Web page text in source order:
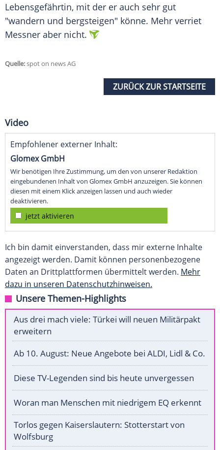
Lebensgefährtin, mit der er auch sehr gut
"wandern und bergsteigen" könne. Mehr verriet
Messner aber nicht.
Quelle:spot on news AG
ZURÜCK ZUR STARTSEITE
Video
Empfohlener externer Inhalt:
Glomex GmbH
Wir benötigen Ihre Zustimmung, um den von unserer Redaktion
eingebundenen Inhalt von Glomex GmbH anzuzeigen. Sie können
diesen mit einem Klick anzeigen lassen und auch wieder
deaktivieren.
jetzt aktivieren
Ich bin damit einverstanden, dass mir externe Inhalte
angezeigt werden. Damit können personenbezogene
Daten an Drittplattformen übermittelt werden. Mehr
dazu in unseren Datenschutzhinweisen.
Unsere Themen-Highlights
Aus drei mach viele: Türkei will neuen Militärpakt
erweitern
Ab 10. August: Neue Angebote bei ALDI, Lidl & Co.
Diese TV-Legenden sind bis heute unvergessen
Woran man Menschen mit niedrigem EQ erkennt
Torlos gegen Kaiserslautern: Stotterstart von
Wolfsburg